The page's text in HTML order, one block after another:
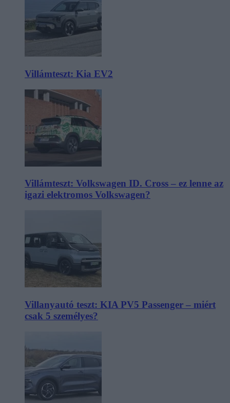
Villámteszt: Kia EV2
Villámteszt: Volkswagen ID. Cross – ez lenne az
igazi elektromos Volkswagen?
Villanyautó teszt: KIA PV5 Passenger – miért
csak 5 személyes?